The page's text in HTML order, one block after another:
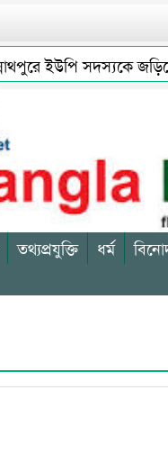
ইউপি সদস্যকে জড়িয়ে
আজ ৬ ঘণ্টা গ্যাস
তথ্যপ্রযুক্তি ধর্ম